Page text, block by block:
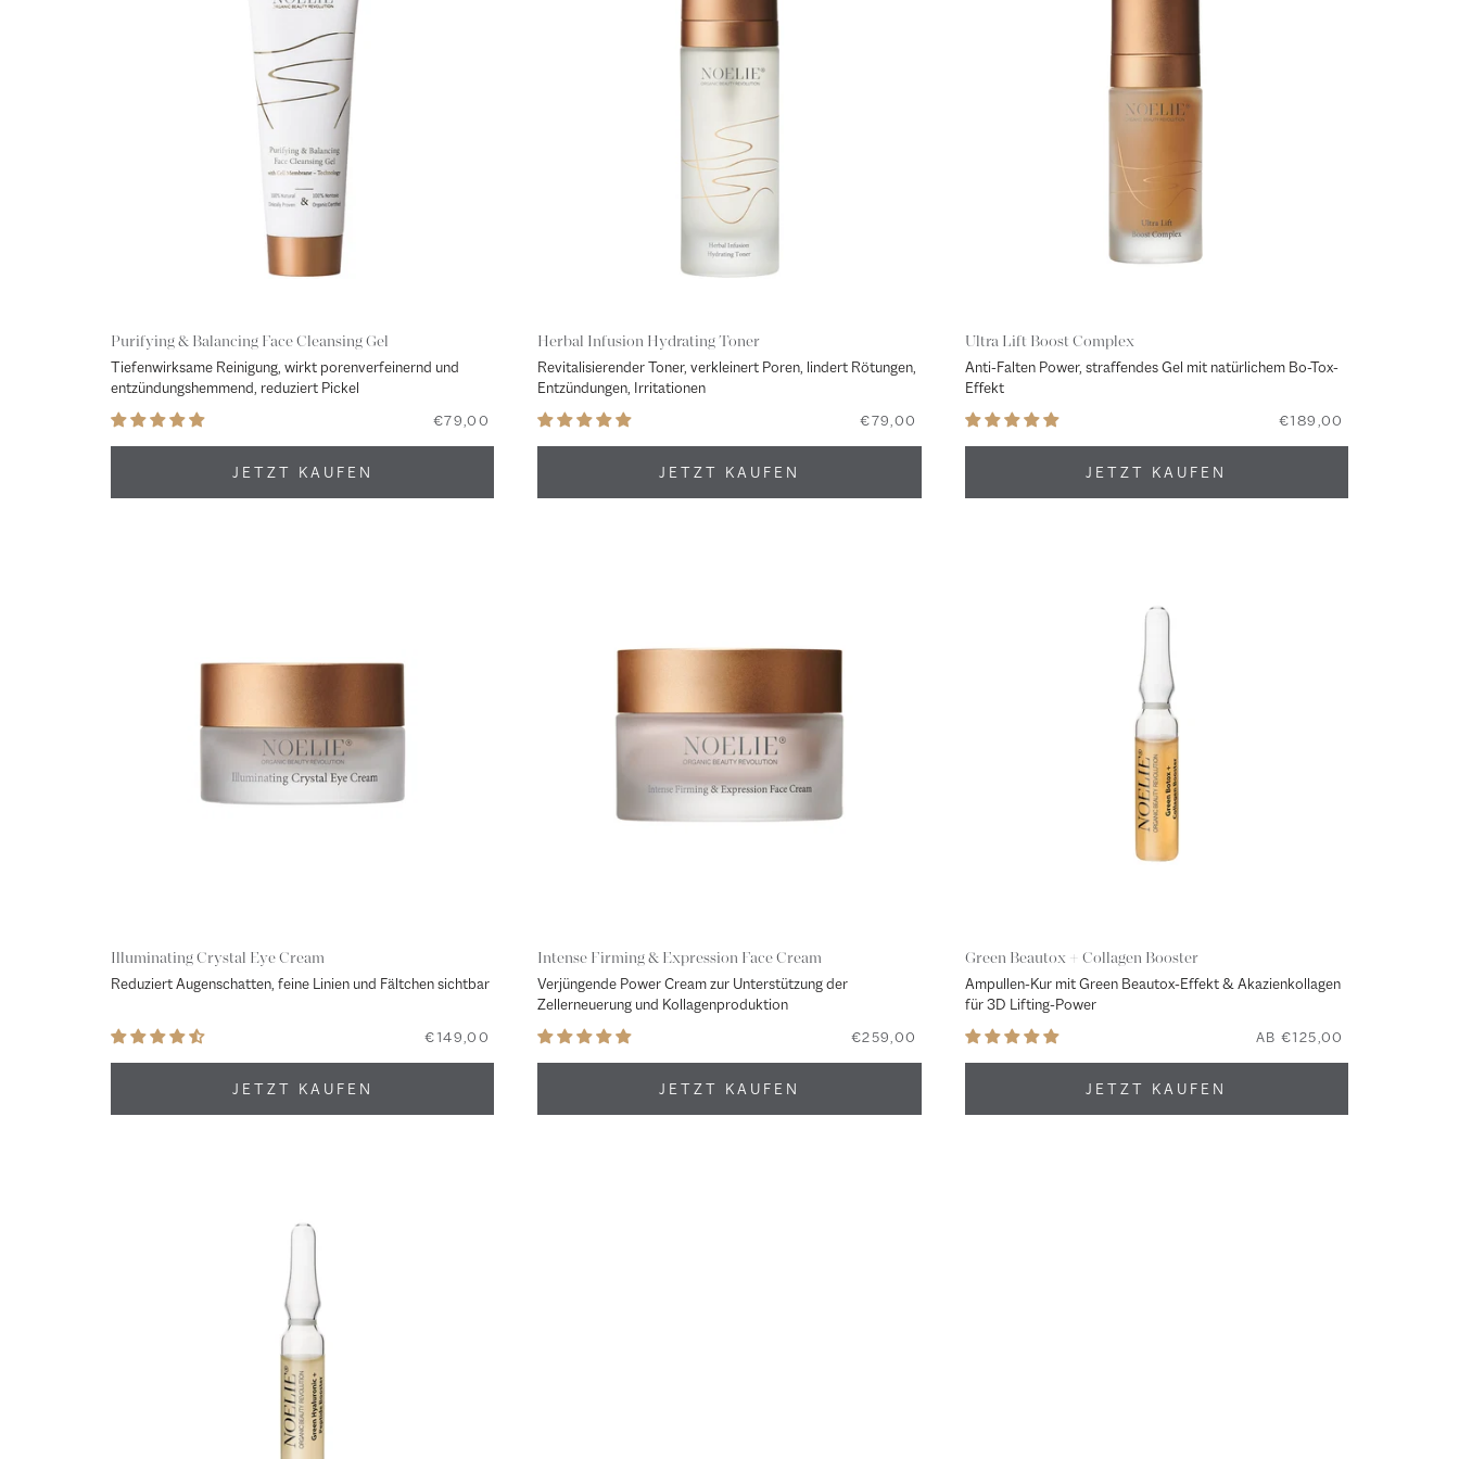
Purifying & Balancing Face Cleansing Gel
Tiefenwirksame Reinigung, wirkt porenverfeinernd und
entzündungshemmend, reduziert Pickel
€79,00
Herbal Infusion Hydrating Toner
Revitalisierender Toner, verkleinert Poren, lindert Rötungen,
Entzündungen, Irritationen
€79,00
Ultra Lift Boost Complex
Anti-Falten Power, straffendes Gel mit natürlichem Bo-Tox-
Effekt
€189,00
Illuminating Crystal Eye Cream
Reduziert Augenschatten, feine Linien und Fältchen sichtbar
€149,00
Intense Firming & Expression Face Cream
Verjüngende Power Cream zur Unterstützung der
Zellerneuerung und Kollagenproduktion
€259,00
Green Beautox + Collagen Booster
Ampullen-Kur mit Green Beautox-Effekt & Akazienkollagen
für 3D Lifting-Power
AB €125,00